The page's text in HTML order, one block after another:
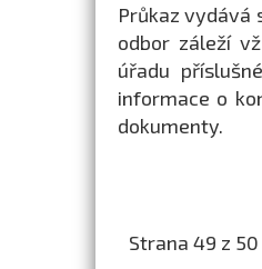
Průkaz vydává
odbor záleží
úřadu
informace o
dokumenty.
Strana 49 z 50